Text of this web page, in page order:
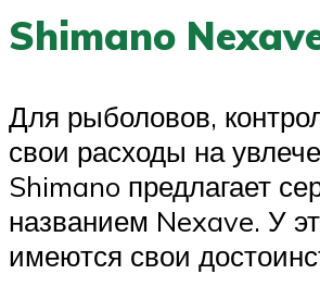
Shimano
Для рыболовов,
свои расходы на
Shimano предлагает
названием Nexave. У
имеются свои